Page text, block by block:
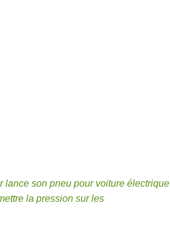
lance son pneu pour voiture électrique
la pression sur les